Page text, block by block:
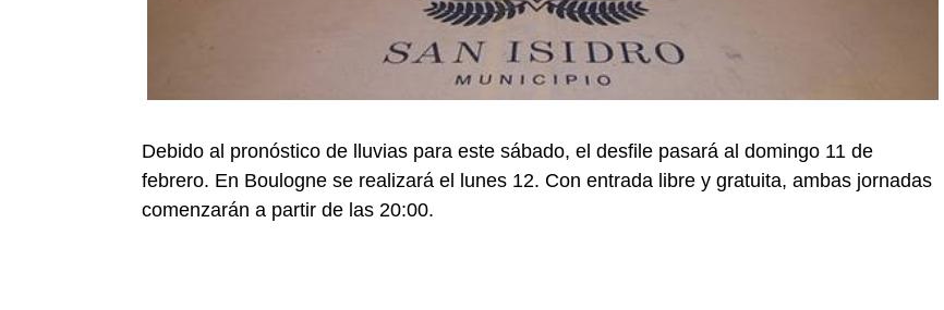
Debido al pronóstico de lluvias para este sábado, el desfile pasará al domingo 11 de
febrero. En Boulogne se realizará el lunes 12. Con entrada libre y gratuita, ambas jornadas
comenzarán a partir de las 20:00.